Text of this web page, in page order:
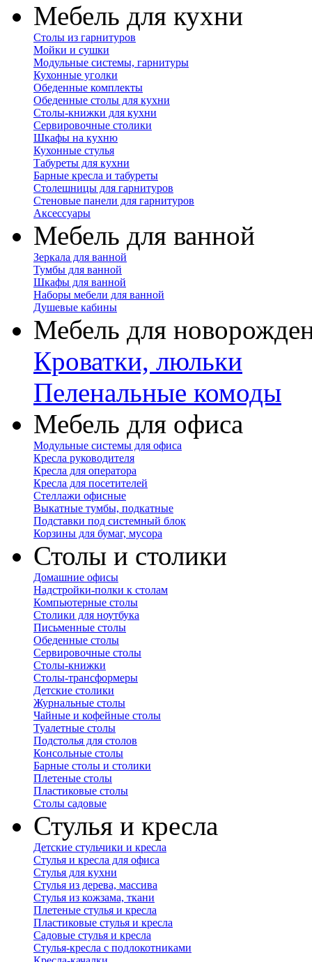
Мебель для кухни
Столы из гарнитуров
Мойки и сушки
Модульные системы, гарнитуры
Кухонные уголки
Обеденные комплекты
Обеденные столы для кухни
Столы-книжки для кухни
Сервировочные столики
Шкафы на кухню
Кухонные стулья
Табуреты для кухни
Барные кресла и табуреты
Столешницы для гарнитуров
Стеновые панели для гарнитуров
Аксессуары
Мебель для ванной
Зеркала для ванной
Тумбы для ванной
Шкафы для ванной
Наборы мебели для ванной
Душевые кабины
Мебель для
Кроватки, люльки
Пеленальные комоды
Мебель для офиса
Модульные системы для офиса
Кресла руководителя
Кресла для оператора
Кресла для посетителей
Стеллажи офисные
Выкатные тумбы, подкатные
Подставки под системный блок
Корзины для бумаг, мусора
Столы и столики
Домашние офисы
Надстройки-полки к столам
Компьютерные столы
Столики для ноутбука
Письменные столы
Обеденные столы
Сервировочные столы
Столы-книжки
Столы-трансформеры
Детские столики
Журнальные столы
Чайные и кофейные столы
Туалетные столы
Подстолья для столов
Консольные столы
Барные столы и столики
Плетеные столы
Пластиковые столы
Столы садовые
Стулья и кресла
Детские стульчики и кресла
Стулья и кресла для офиса
Стулья для кухни
Стулья из дерева, массива
Стулья из кожзама, ткани
Плетеные стулья и кресла
Пластиковые стулья и кресла
Садовые стулья и кресла
Стулья-кресла с подлокотниками